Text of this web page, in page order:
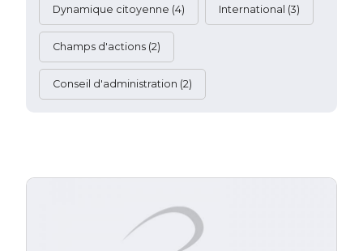
Dynamique citoyenne (4) International (3)
Champs d'actions (2)
Conseil d'administration (2)